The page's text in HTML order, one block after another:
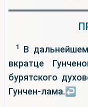
1
В
вкратце
бурятского
Гунчен-лама.↩